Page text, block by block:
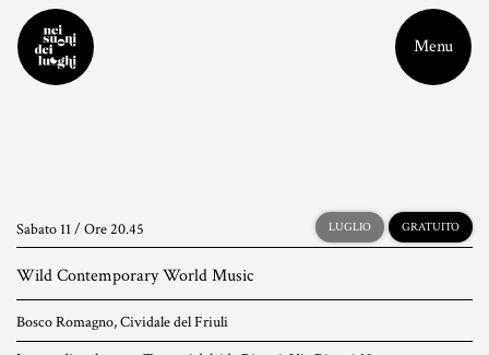
Menu
Sabato 11 / Ore 20.45 LUGLIO GRATUITO
Wild Contemporary World Music
Bosco Romagno, Cividale del Friuli